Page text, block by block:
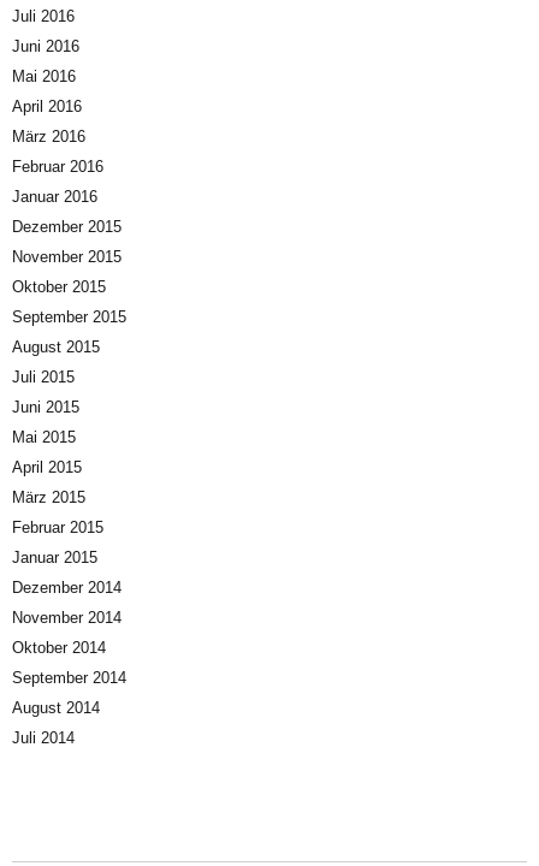
Juli 2016
Juni 2016
Mai 2016
April 2016
März 2016
Februar 2016
Januar 2016
Dezember 2015
November 2015
Oktober 2015
September 2015
August 2015
Juli 2015
Juni 2015
Mai 2015
April 2015
März 2015
Februar 2015
Januar 2015
Dezember 2014
November 2014
Oktober 2014
September 2014
August 2014
Juli 2014